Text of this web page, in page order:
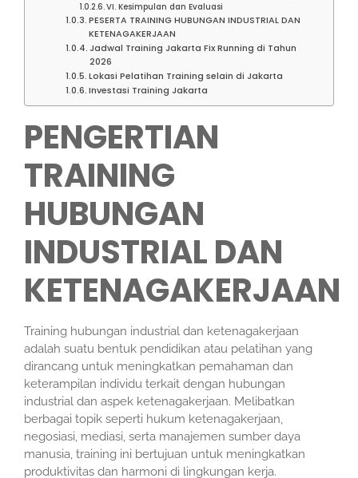
VI. Kesimpulan dan Evaluasi
PESERTA TRAINING HUBUNGAN INDUSTRIAL DAN
KETENAGAKERJAAN
Jadwal Training Jakarta Fix Running di Tahun
2026
Lokasi Pelatihan Training selain di Jakarta
Investasi Training Jakarta
PENGERTIAN
TRAINING
HUBUNGAN
INDUSTRIAL DAN
KETENAGAKERJAAN
Training hubungan industrial dan ketenagakerjaan
adalah suatu bentuk pendidikan atau pelatihan yang
dirancang untuk meningkatkan pemahaman dan
keterampilan individu terkait dengan hubungan
industrial dan aspek ketenagakerjaan. Melibatkan
berbagai topik seperti hukum ketenagakerjaan,
negosiasi, mediasi, serta manajemen sumber daya
manusia, training ini bertujuan untuk meningkatkan
produktivitas dan harmoni di lingkungan kerja.